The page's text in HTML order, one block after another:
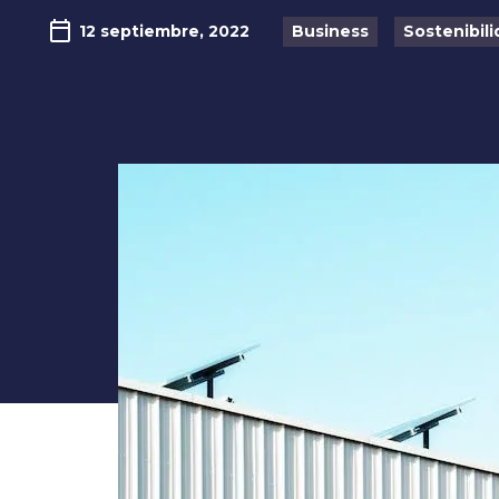
12 septiembre, 2022 Business